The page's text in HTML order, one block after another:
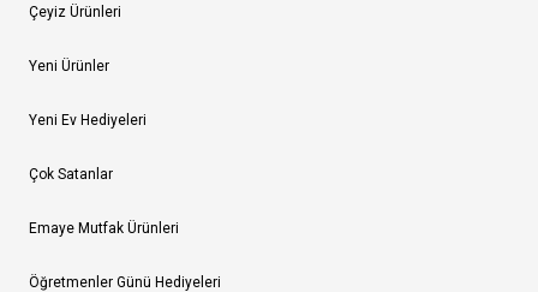
Çeyiz Ürünleri
Yeni Ürünler
Yeni Ev Hediyeleri
Çok Satanlar
Emaye Mutfak Ürünleri
Öğretmenler Günü Hediyeleri